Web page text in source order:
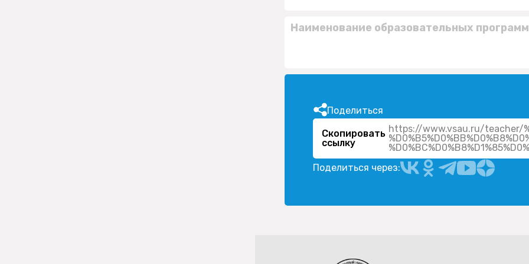
Наименование образовательных программ
Поделиться
Скопировать
ссылку
https://www.vsau.ru/teacher/
Поделиться через: